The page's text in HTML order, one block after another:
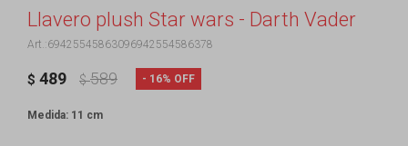
Llavero plush Star wars - Darth Vader
69425545863096942554586378
$ 489 $ 589 16
Medida: 11 cm